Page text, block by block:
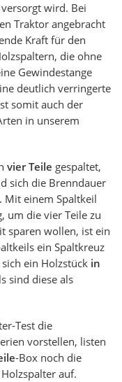
wird. Bei
Traktor angebracht
Kraft für den
die ohne
Gewindestange
deutlich verringerte
somit auch der
in unserem
vier Teile gespaltet,
sich die Brenndauer
Mit einem Spaltkeil
um die vier Teile zu
sparen wollen, ist ein
ein Spaltkreuz
ein Holzstück in
sind diese als
Test die
vorstellen, listen
-Box noch die
auf.